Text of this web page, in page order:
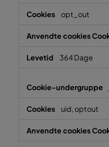
opt_out
364 Dage
uid, optout